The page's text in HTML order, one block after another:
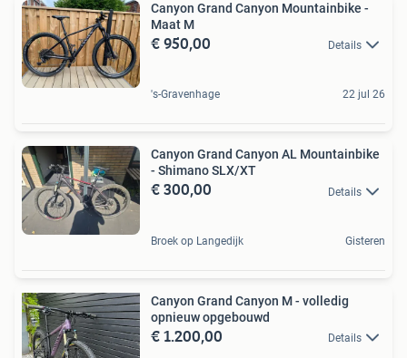
Canyon Grand Canyon Mountainbike -
Maat M
€ 950,00 Details
's-Gravenhage 22 jul 26
Canyon Grand Canyon AL Mountainbike
- Shimano SLX/XT
€ 300,00 Details
Broek op Langedijk Gisteren
Canyon Grand Canyon M - volledig
opnieuw opgebouwd
€ 1.200,00 Details